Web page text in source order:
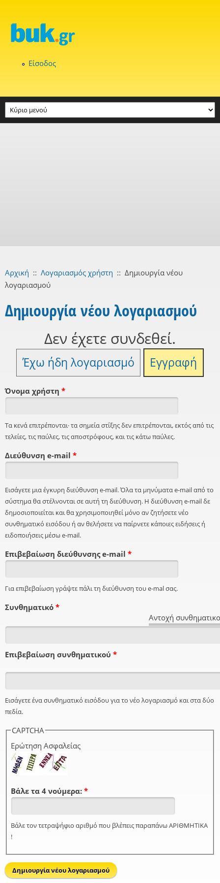
Είσοδος
Αρχική :: Λογαριασμός χρήστη :: Δημιουργία νέου
λογαριασμού
Δημιουργία νέου λογαριασμού
Δεν έχετε συνδεθεί.
Έχω ήδη λογαριασμό Εγγραφή
Όνομα χρήστη *
Τα κενά επιτρέπονται· τα σημεία στίξης δεν επιτρέπονται, εκτός από τις
τελείες, τις παύλες, τις αποστρόφους, και τις κάτω παύλες.
Διεύθυνση e-mail *
Εισάγετε μια έγκυρη διεύθυνση e-mail. Όλα τα μηνύματα e-mail από το
σύστημα θα στέλνονται σε αυτή τη διεύθυνση. Η διεύθυνση e-mail δε
δημοσιοποιείται και θα χρησιμοποιηθεί μόνο αν ζητήσετε νέο
συνθηματικό εισόδου ή αν θελήσετε να παίρνετε κάποιες ειδήσεις ή
ειδοποιήσεις μέσω e-mail.
Επιβεβαίωση διεύθυνσης e-mail *
Για επιβεβαίωση γράψτε πάλι τη διεύθυνση του e-mal σας.
Αντοχή
Συνθηματικό *
Επιβεβαίωση συνθηματικού *
Εισάγετε ένα συνθηματικό εισόδου για το νέο λογαριασμό και στα δύο
πεδία.
CAPTCHA
Ερώτηση Ασφαλείας
Βάλε τα 4 νούμερα: *
Βάλε τον τετραψήφιο αριθμό που βλέπεις παραπάνω ΑΡΙΘΜΗΤΙΚΑ
!